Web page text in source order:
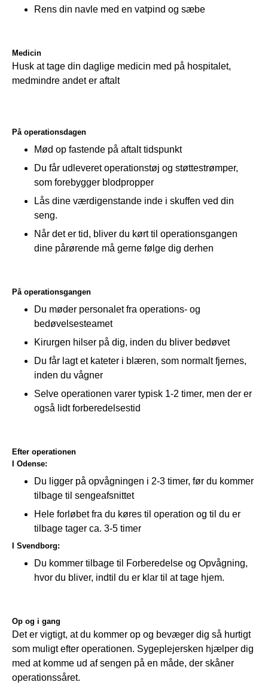
Rens din navle med en vatpind og sæbe
Medicin
Husk at tage din daglige medicin med på hospitalet,
medmindre andet er aftalt
På operationsdagen
Mød op fastende på aftalt tidspunkt
Du får udleveret operationstøj og støttestrømper,
som forebygger blodpropper
Lås dine værdigenstande inde i skuffen ved din
seng.
Når det er tid, bliver du kørt til operationsgangen
dine pårørende må gerne følge dig derhen
På operationsgangen
Du møder personalet fra operations- og
bedøvelsesteamet
Kirurgen hilser på dig, inden du bliver bedøvet
Du får lagt et kateter i blæren, som normalt fjernes,
inden du vågner
Selve operationen varer typisk 1-2 timer, men der er
også lidt forberedelsestid
Efter operationen
Odense:
Du ligger på opvågningen i 2-3 timer, før du kommer
tilbage til sengeafsnittet
Hele forløbet fra du køres til operation og til du er
tilbage tager ca. 3-5 timer
I Svendborg:
Du kommer tilbage til Forberedelse og Opvågning,
hvor du bliver, indtil du er klar til at tage hjem.
Op og i gang
Det er vigtigt, at du kommer op og bevæger dig så hurtigt
som muligt efter operationen. Sygeplejersken hjælper dig
med at komme ud af sengen på en måde, der skåner
operationssåret.